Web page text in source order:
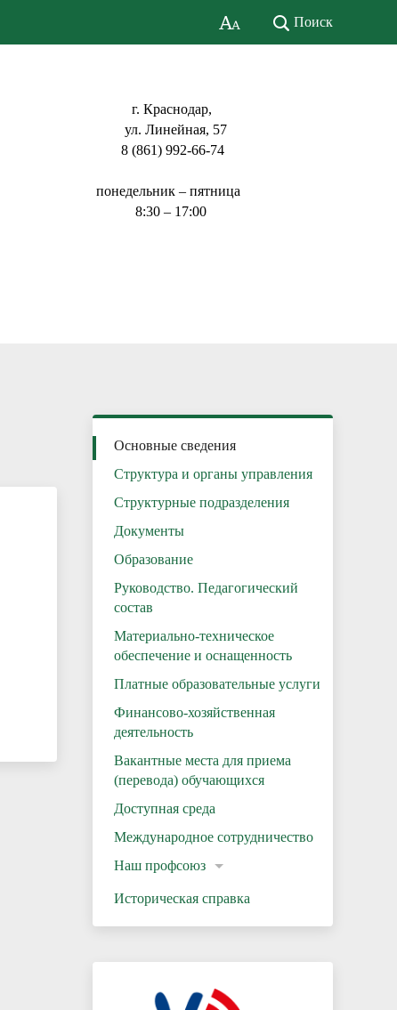
Поиск
г. Краснодар,
ул. Линейная, 57
8 (861) 992-66-74
понедельник – пятница
8:30 – 17:00
Основные сведения
Структура и органы управления
Структурные подразделения
Документы
Образование
Руководство. Педагогический
состав
Материально-техническое
обеспечение и оснащенность
Платные образовательные услуги
Финансово-хозяйственная
деятельность
Вакантные места для приема
(перевода) обучающихся
Доступная среда
Международное сотрудничество
Наш профсоюз
Историческая справка